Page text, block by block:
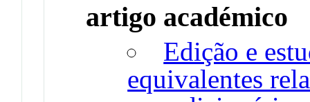
artigo académico
Edição e
equivalentes